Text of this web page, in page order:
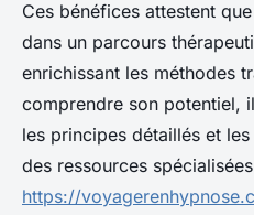
Ces bénéfices attestent
dans un parcours
enrichissant les méthodes
comprendre son potentiel,
les principes détaillés et
des ressources
https://